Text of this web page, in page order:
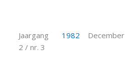
Jaargang
2 / nr. 3
1982 December